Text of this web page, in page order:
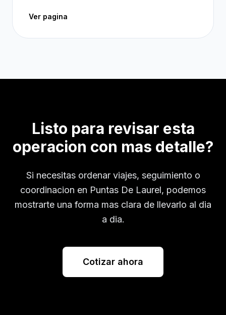
Ver pagina
Listo para revisar esta
operacion con mas detalle?
Si necesitas ordenar viajes, seguimiento o
coordinacion en Puntas De Laurel, podemos
mostrarte una forma mas clara de llevarlo al dia
a dia.
Cotizar ahora